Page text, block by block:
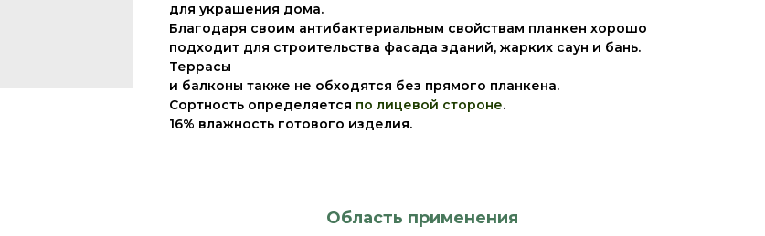
для украшения дома.
Благодаря своим антибактериальным свойствам планкен хорошо
подходит для строительства фасада зданий, жарких саун и бань.
Террасы
и балконы также не обходятся без прямого планкена.
Сортность определяется по лицевой стороне.
16% влажность готового изделия.
Область применения